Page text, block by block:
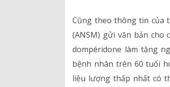
Cũng theo thông tin của
(ANSM) gửi văn bản cho
dompéridone làm tăng
bệnh nhân trên 60 tuổi
liều lượng thấp nhất có